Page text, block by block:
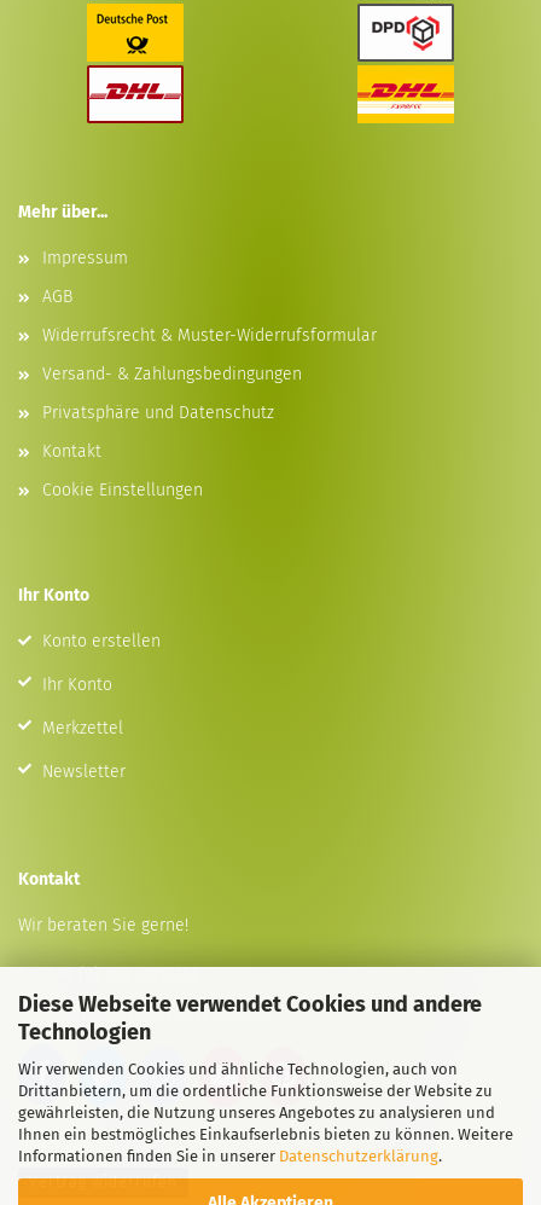
Diese Webseite verwendet Cookies und andere
Technologien
Wir verwenden Cookies und ähnliche Technologien, auch von
Drittanbietern, um die ordentliche Funktionsweise der Website zu
gewährleisten, die Nutzung unseres Angebotes zu analysieren und
Ihnen ein bestmögliches Einkaufserlebnis bieten zu können. Weitere
Informationen finden Sie in unserer Datenschutzerklärung.
Mehr über...
Impressum
AGB
Widerrufsrecht & Muster-Widerrufsformular
Versand- & Zahlungsbedingungen
Privatsphäre und Datenschutz
Kontakt
Cookie Einstellungen
Ihr Konto
Konto erstellen
Ihr Konto
Merkzettel
Newsletter
Kontakt
Wir beraten Sie gerne!
E-Mailinfo@animal-lovers.shop
Vertrag widerrufen